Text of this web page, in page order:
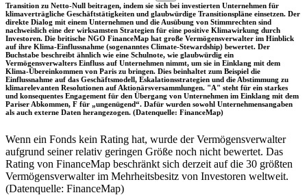
Transition zu Netto-Null beitragen, indem sie sich bei investierten Unternehmen für
klimaverträgliche Geschäftstätigkeiten und glaubwürdige Transitionspläne einsetzen. Der
direkte Dialog mit einem Unternehmen und die Ausübung von Stimmrechten sind
nachweislich eine der wirksamsten Strategien für eine positive Klimawirkung durch
Investoren. Die britische NGO FinanceMap hat große Vermögensverwalter im Hinblick
auf ihre Klima-Einflussnahme (sogenanntes Climate-Stewardship) bewertet. Der
Buchstabe beschreibt ähnlich wie eine Schulnote, wie glaubwürdig ein
Vermögensverwalters Einfluss auf Unternehmen nimmt, um sie in Einklang mit dem
Klima-Übereinkommen von Paris zu bringen. Dies beinhaltet zum Beispiel die
Einflussnahme auf das Geschäftsmodell, Eskalationsstrategien und die Abstimmung zu
klimarelevanten Resolutionen auf Aktionärsversammlungen. "A" steht für ein starkes
und konsequentes Engagement für den Übergang von Unternehmen im Einklang mit dem
Pariser Abkommen, F für „ungenügend“. Dafür wurden sowohl Unternehmensangaben
als auch externe Daten herangezogen. (Datenquelle: FinanceMap)
Wenn ein Fonds kein Rating hat, wurde der Vermögensverwalter
aufgrund seiner relativ geringen Größe noch nicht bewertet. Das
Rating von FinanceMap beschränkt sich derzeit auf die 30 größten
Vermögensverwalter im Mehrheitsbesitz von Investoren weltweit.
(Datenquelle: FinanceMap)